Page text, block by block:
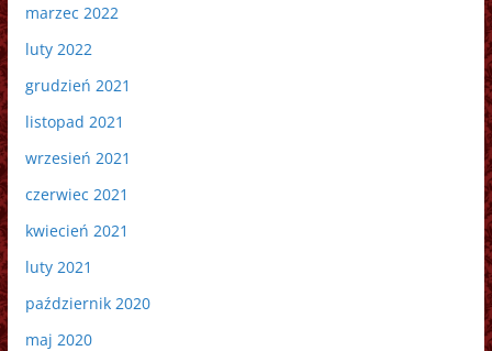
marzec 2022
luty 2022
grudzień 2021
listopad 2021
wrzesień 2021
czerwiec 2021
kwiecień 2021
luty 2021
październik 2020
maj 2020